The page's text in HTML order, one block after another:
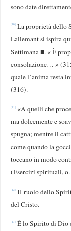
sono date
[10] La proprietà dello
Lallemant si ispira
Settimana ■. « È
consolazione… »
quale l’anima resta
(316).
[11] «A quelli che
ma dolcemente e
spugna; mentre il
come quando la
toccano in modo
(Esercizi spirituali, o.
[12] II ruolo dello
del Cristo.
[13] È lo Spirito di Dio